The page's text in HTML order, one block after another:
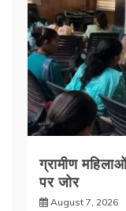
ग्रामीण
पर जोर
August 7, 2026